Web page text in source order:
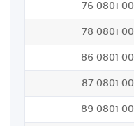
76 0801 00
78 0801 00
86 0801 00
87 0801 00
89 0801 00